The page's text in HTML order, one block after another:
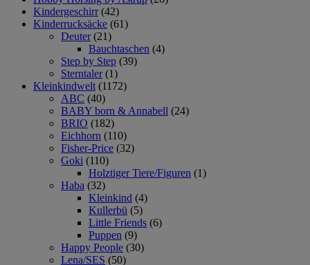
Kindergeschirr (42)
Kinderrucksäcke (61)
Deuter (21)
Bauchtaschen (4)
Step by Step (39)
Sterntaler (1)
Kleinkindwelt (1172)
ABC (40)
BABY born & Annabell (24)
BRIO (182)
Eichhorn (110)
Fisher-Price (32)
Goki (110)
Holztiger Tiere/Figuren (1)
Haba (32)
Kleinkind (4)
Kullerbü (5)
Little Friends (6)
Puppen (9)
Happy People (30)
Lena/SES (50)